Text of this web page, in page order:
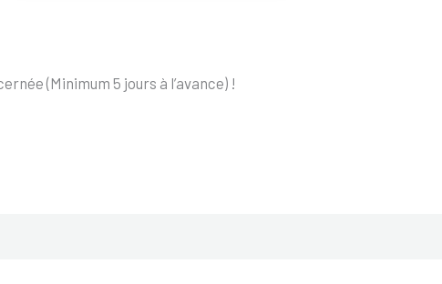
(Minimum 5 jours à l’avance) !